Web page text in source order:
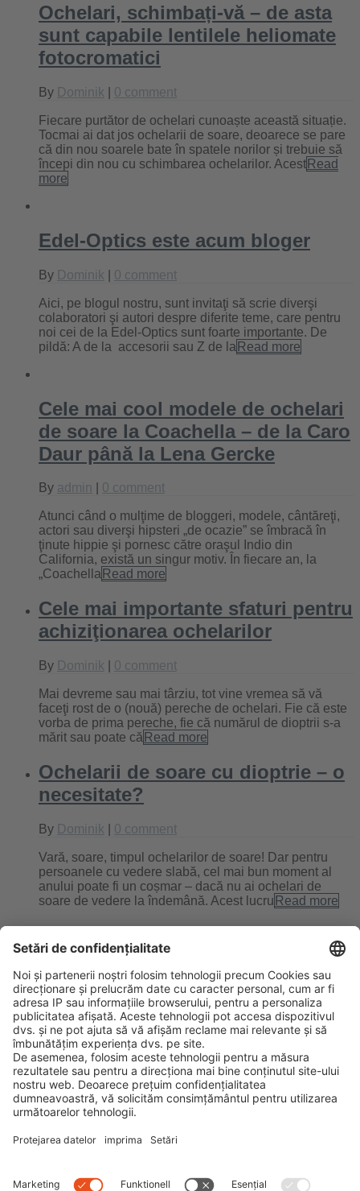
Ochelari, schimbați-vă – de asta
sunt capabile lentilele heliomate
fotocromatici
By Dominik 0 comment
Fiecare purtător de ochelari cunoaște această situație.
Tocmai ai dat jos ochelarii de soare, deoarece se pare
că din nou soarele bate în spatele norilor și trebuie să
începi din nou cu schimbarea ochelarilor. Acest Read
more
Edel-Optics este acum bloger
By Dominik 0 comment
Aici, pe blogul nostru, sunt invitaţi să scrie diverşi
colaboratori şi autori despre diferite teme, care pentru
noi cei de la Edel-Optics sunt foarte importante. De
pildă: A de la accesorii sau Z de la Read more
Cele mai cool modele de ochelari
de soare la Coachella – de la Caro
Daur până la Lena Gercke
By admin 0 comment
Atunci când o mulţime de bloggeri, modele, cântăreţi,
actori sau diverşi hipsteri „de ocazie” se îmbracă în
ţinute hippie şi pornesc către oraşul Indio din
California, există un singur motiv. În fiecare an, la
„Coachella Read more
Cele mai importante sfaturi pentru
achiziţionarea ochelarilor
By Dominik 0 comment
Mai devreme sau mai târziu, tot vine vremea să vă
faceţi rost de o (nouă) pereche de ochelari. Fie că este
vorba de prima pereche, fie că numărul de dioptrii s-a
mărit sau poate că Read more
Ochelarii de soare cu dioptrie – o
necesitate?
By Dominik 0 comment
Vară, soare, timpul ochelarilor de soare! Dar pentru
persoanele cu vedere slabă, cel mai bun moment al
anului poate fi un coșmar – dacă nu ai ochelari de
soare de vedere la îndemână. Acest lucru Read more
Filtrare optimă cu ajutorul
ochelarilor polarizaţi
ByDominik|0 comment
Ochelarii de soare polarizați nu mai reprezintă doar un
mijloc de protecție clasic împotriva soarelui. Mai
degrabă, ei sunt astăzi un accesoriu indispensabil pe
care moda trebuie să-l adapteze şi să-l perfecṭioneze
continuu, totodată. ÎnRead more
Next Previous